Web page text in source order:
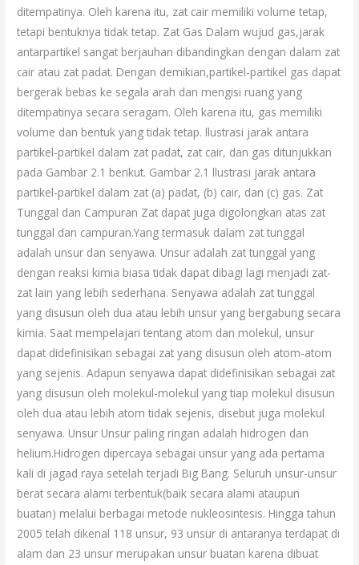
ditempatinya. Oleh karena itu, zat cair memiliki volume tetap,
tetapi bentuknya tidak tetap. Zat Gas Dalam wujud gas,jarak
antarpartikel sangat berjauhan dibandingkan dengan dalam zat
cair atau zat padat. Dengan demikian,partikel-partikel gas dapat
bergerak bebas ke segala arah dan mengisi ruang yang
ditempatinya secara seragam. Oleh karena itu, gas memiliki
volume dan bentuk yang tidak tetap. llustrasi jarak antara
partikel-partikel dalam zat padat, zat cair, dan gas ditunjukkan
pada Gambar 2.1 berikut. Gambar 2.1 llustrasi jarak antara
partikel-partikel dalam zat (a) padat, (b) cair, dan (c) gas. Zat
Tunggal dan Campuran Zat dapat juga digolongkan atas zat
tunggal dan campuran.Yang termasuk dalam zat tunggal
adalah unsur dan senyawa. Unsur adalah zat tunggal yang
dengan reaksi kimia biasa tidak dapat dibagi lagi menjadi zat-
zat lain yang lebih sederhana. Senyawa adalah zat tunggal
yang disusun oleh dua atau lebih unsur yang bergabung secara
kimia. Saat mempelajari tentang atom dan molekul, unsur
dapat didefinisikan sebagai zat yang disusun oleh atom-atom
yang sejenis. Adapun senyawa dapat didefinisikan sebagai zat
yang disusun oleh molekul-molekul yang tiap molekul disusun
oleh dua atau lebih atom tidak sejenis, disebut juga molekul
senyawa. Unsur Unsur paling ringan adalah hidrogen dan
helium.Hidrogen dipercaya sebagai unsur yang ada pertama
kali di jagad raya setelah terjadi Big Bang. Seluruh unsur-unsur
berat secara alami terbentuk(baik secara alami ataupun
buatan) melalui berbagai metode nukleosintesis. Hingga tahun
2005 telah dikenal 118 unsur, 93 unsur di antaranya terdapat di
alam dan 23 unsur merupakan unsur buatan karena dibuat